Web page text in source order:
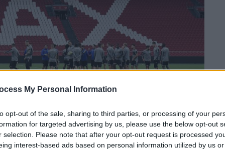
My Personal Information
opt-out of the sale, sharing to third parties, or processing of your
for targeted advertising by us, please use the below opt-out
selection. Please note that after your opt-out request is processed
interest-based ads based on personal information utilized by us
στη «Γιόχαν Κρόιφ Αρένα» (ΙΝΤΙΜΕ)
το ΕΘΝΟΣ στη Google
στις τελευταίες 41 αναμετρήσεις η